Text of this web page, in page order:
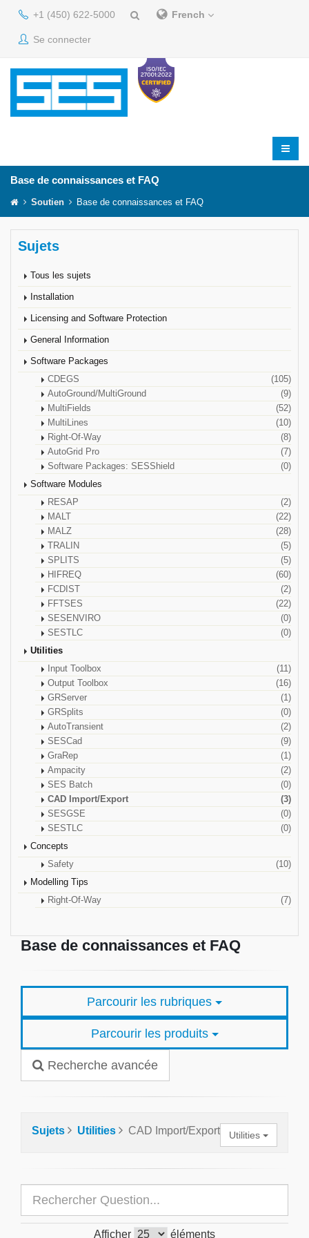
+1 (450) 622-5000 French
Se connecter
Base de connaissances et FAQ
Soutien Base de connaissances et FAQ
Sujets
Tous les sujets
Installation
Licensing and Software Protection
General Information
Software Packages
CDEGS
(105)
AutoGround/MultiGround
(9)
MultiFields
(52)
MultiLines
(10)
Right-Of-Way
(8)
AutoGrid Pro
(7)
Software Packages: SESShield
(0)
Software Modules
RESAP
(2)
MALT
(22)
MALZ
(28)
TRALIN
(5)
SPLITS
(5)
HIFREQ
(60)
FCDIST
(2)
FFTSES
(22)
SESENVIRO
(0)
SESTLC
(0)
Utilities
Input Toolbox
(11)
Output Toolbox
(16)
GRServer
(1)
GRSplits
(0)
AutoTransient
(2)
SESCad
(9)
GraRep
(1)
Ampacity
(2)
SES Batch
(0)
CAD Import/Export
(3)
SESGSE
(0)
SESTLC
(0)
Concepts
Safety
(10)
Modelling Tips
Right-Of-Way
(7)
Base de connaissances et FAQ
Parcourir les rubriques
Parcourir les produits
Recherche avancée
Sujets Utilities CAD Import/Export Utilities
Afficher éléments